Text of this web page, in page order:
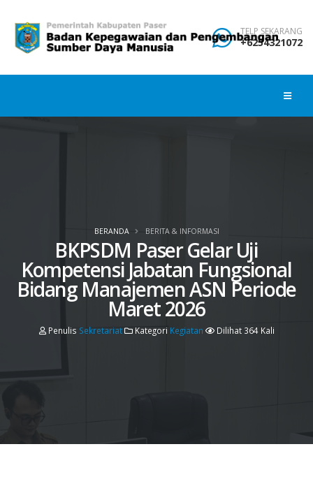
TELP SEKARANG
+6254321072
BKPSDM Paser Gelar Uji
Kompetensi Jabatan Fungsional
Bidang Manajemen ASN Periode
Maret 2026
Penulis Sekretariat Kategori Kegiatan Dilihat 364 Kali
BERANDA BERITA & INFORMASI